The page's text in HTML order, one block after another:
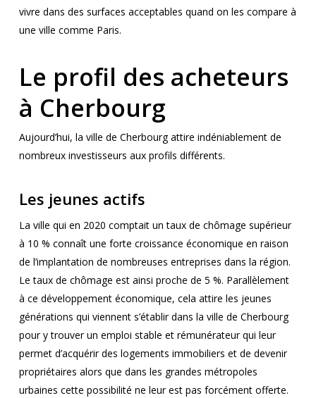
vivre dans des surfaces acceptables quand on les compare à
une ville comme Paris.
Le profil des acheteurs
à Cherbourg
Aujourd’hui, la ville de Cherbourg attire indéniablement de
nombreux investisseurs aux profils différents.
Les jeunes actifs
La ville qui en 2020 comptait un taux de chômage supérieur
à 10 % connaît une forte croissance économique en raison
de l’implantation de nombreuses entreprises dans la région.
Le taux de chômage est ainsi proche de 5 %. Parallèlement
à ce développement économique, cela attire les jeunes
générations qui viennent s’établir dans la ville de Cherbourg
pour y trouver un emploi stable et rémunérateur qui leur
permet d’acquérir des logements immobiliers et de devenir
propriétaires alors que dans les grandes métropoles
urbaines cette possibilité ne leur est pas forcément offerte.